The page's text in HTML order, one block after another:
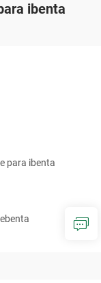
ibenta
para ibenta